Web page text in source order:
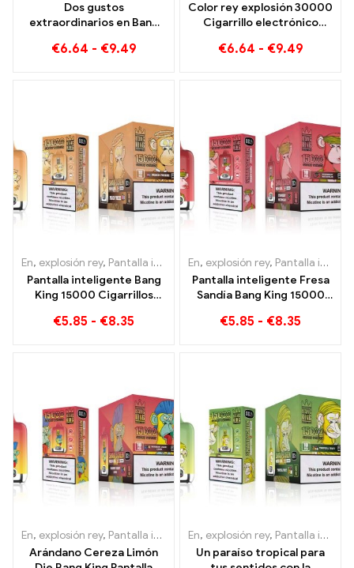
Dos gustos
extraordinarios en Bang
Zigarette Arándano
€6.64 - €9.49
Color rey explosión 30000
Cigarrillo electrónico
de alta calidad con los
€6.64 - €9.49
En, explosión rey, Pantalla inteligente Bang King 15000 Soplo ,
Pantalla inteligente Bang
King 15000 Cigarrillos
Puff Peach Freeze
€5.85 - €8.35
En, explosión rey, Pantalla inteligente Bang King 15000 Soplo
Pantalla inteligente Fresa
Sandía Bang King 15000
placer de las frutas
€5.85 - €8.35
En, explosión rey, Pantalla inteligente Bang King 15000 Soplo ,
Arándano Cereza Limón
En, explosión rey, Pantalla inteligente Bang King 15000 Soplo
Un paraíso tropical para